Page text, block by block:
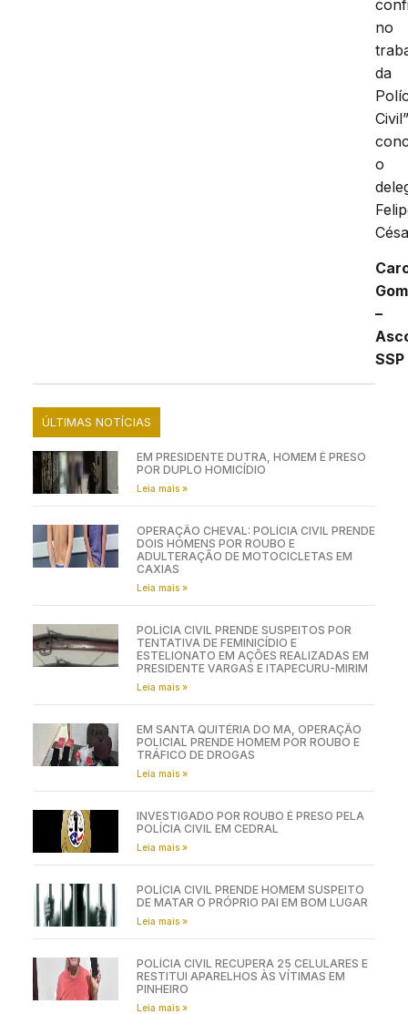
no
da
o
–
SSP
ÚLTIMAS NOTÍCIAS
EM PRESIDENTE DUTRA, HOMEM É PRESO
POR DUPLO HOMICÍDIO
Leia mais »
OPERAÇÃO CHEVAL: POLÍCIA CIVIL PRENDE
DOIS HOMENS POR ROUBO E
ADULTERAÇÃO DE MOTOCICLETAS EM
CAXIAS
Leia mais »
POLÍCIA CIVIL PRENDE SUSPEITOS POR
TENTATIVA DE FEMINICÍDIO E
ESTELIONATO EM AÇÕES REALIZADAS EM
PRESIDENTE VARGAS E ITAPECURU-MIRIM
Leia mais »
EM SANTA QUITÉRIA DO MA, OPERAÇÃO
POLICIAL PRENDE HOMEM POR ROUBO E
TRÁFICO DE DROGAS
Leia mais »
INVESTIGADO POR ROUBO É PRESO PELA
POLÍCIA CIVIL EM CEDRAL
Leia mais »
POLÍCIA CIVIL PRENDE HOMEM SUSPEITO
DE MATAR O PRÓPRIO PAI EM BOM LUGAR
Leia mais »
POLÍCIA CIVIL RECUPERA 25 CELULARES E
RESTITUI APARELHOS ÀS VÍTIMAS EM
PINHEIRO
Leia mais »